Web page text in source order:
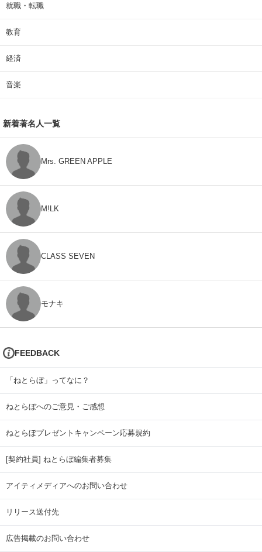
就職・転職
教育
経済
音楽
新着著名人一覧
Mrs. GREEN APPLE
M!LK
CLASS SEVEN
モナキ
FEEDBACK
「ねとらぼ」ってなに？
ねとらぼへのご意見・ご感想
ねとらぼプレゼントキャンペーン応募規約
[契約社員] ねとらぼ編集者募集
アイティメディアへのお問い合わせ
リリース送付先
広告掲載のお問い合わせ